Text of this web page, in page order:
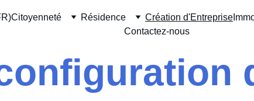
Citoyenneté Résidence Création d'Entreprise
Contactez-nous